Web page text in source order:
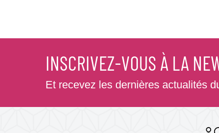
INSCRIVEZ-VOUS À LA
Et recevez les dernières actualités